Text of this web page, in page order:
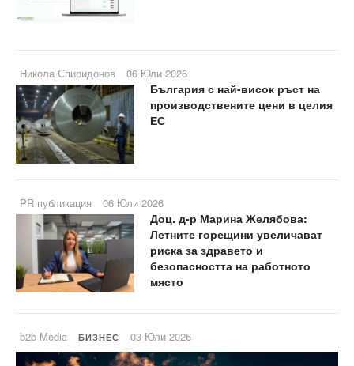
Никола Спиридонов 06 Юли 2026
България с най-висок ръст на
производствените цени в целия
ЕС
PR публикация 06 Юли 2026
Доц. д-р Марина Желябова:
Летните горещини увеличават
риска за здравето и
безопасността на работното
място
b2b Media БИЗНЕС 03 Юли 2026